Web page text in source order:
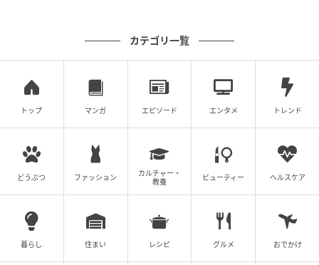
では、実際にどんなプランがあるのでしょうか。企業
横断で行われるため、各社さまざまな特色が出ている
カテゴリ一覧
トップ マンガ エピソード エンタメ トレンド
どうぶつ ファッション
カルチャー・
教養
ビューティー ヘルスケア
暮らし 住まい レシピ グルメ おでかけ